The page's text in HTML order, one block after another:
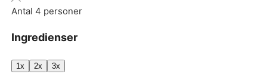
Antal 4 personer
Ingredienser
1x 2x 3x